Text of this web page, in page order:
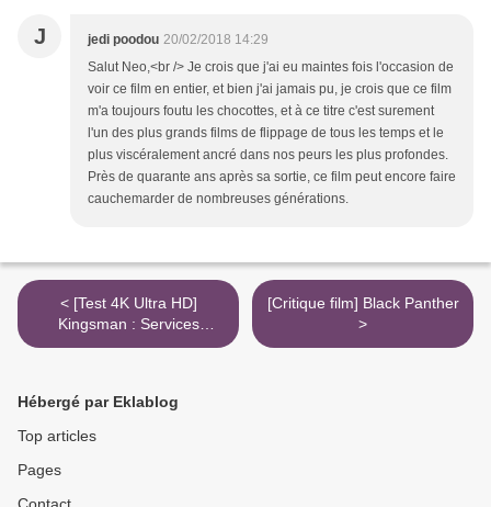
J jedi poodou 20/02/2018 14:29
Salut Neo,<br /> Je crois que j'ai eu maintes fois l'occasion de
voir ce film en entier, et bien j'ai jamais pu, je crois que ce film
m'a toujours foutu les chocottes, et à ce titre c'est surement
l'un des plus grands films de flippage de tous les temps et le
plus viscéralement ancré dans nos peurs les plus profondes.
Près de quarante ans après sa sortie, ce film peut encore faire
cauchemarder de nombreuses générations.
< [Test 4K Ultra HD]
Kingsman : Services
secrets
[Critique film] Black Panther
>
Hébergé par Eklablog
Top articles
Pages